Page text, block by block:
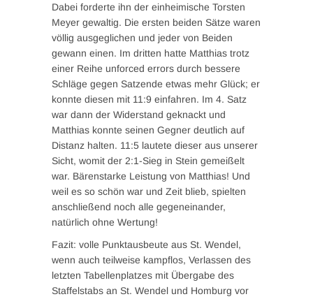
Dabei forderte ihn der einheimische Torsten
Meyer gewaltig. Die ersten beiden Sätze waren
völlig ausgeglichen und jeder von Beiden
gewann einen. Im dritten hatte Matthias trotz
einer Reihe unforced errors durch bessere
Schläge gegen Satzende etwas mehr Glück; er
konnte diesen mit 11:9 einfahren. Im 4. Satz
war dann der Widerstand geknackt und
Matthias konnte seinen Gegner deutlich auf
Distanz halten. 11:5 lautete dieser aus unserer
Sicht, womit der 2:1-Sieg in Stein gemeißelt
war. Bärenstarke Leistung von Matthias! Und
weil es so schön war und Zeit blieb, spielten
anschließend noch alle gegeneinander,
natürlich ohne Wertung!
Fazit: volle Punktausbeute aus St. Wendel,
wenn auch teilweise kampflos, Verlassen des
letzten Tabellenplatzes mit Übergabe des
Staffelstabs an St. Wendel und Homburg vor